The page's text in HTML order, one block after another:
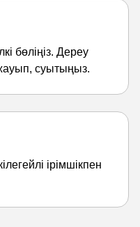
бөліңіз. Дереу
жауып, суытыңыз.
ірімшікпен